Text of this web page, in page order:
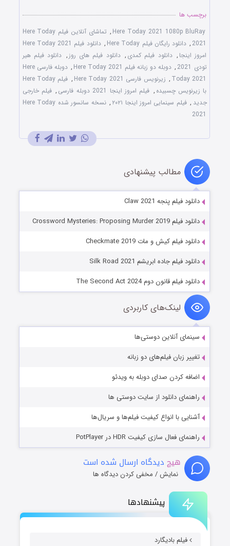
پیشنهادها
فیلم بادیگارد
برچسب ها
Here Today 2021 1080p BluRay
,
تماشای آنلاین فیلم Here Today
2021
, دانلود رایگان فیلم Here Today ,
دانلود فیلم Here Today 2021
امروز اینجا , دانلود فیلم کمدی , دانلود فیلم های روز , دانلود فیلم هیر
تودی 2021
, دوبله دو زبانه فیلم Here Today 2021 ,
دوبله فارسی Here
Today 2021
, زیرنویس فارسی Here Today 2021 ,
فیلم Here Today
با زیرنویس چسبیده , فیلم امروز اینجا 2021 دوبله فارسی , فیلم خارجی
جدید , فیلم سینمایی امروز اینجا ۲۰۲۱ ,
نسخه سانسور شده Here Today
2021
مطالب پیشنهادی
دانلود فیلم پنجه Claw 2021
دانلود فیلم Crossword Mysteries: Proposing Murder 2019
دانلود فیلم کیش و مات Checkmate 2019
دانلود فیلم جاده ابریشم Silk Road 2021
دانلود فیلم قانون دوم The Second Act 2024
لینک‌های کاربردی
سینمای آنلاین دوستی‌ها
تغییر زبان فیلم‌های دو زبانه
اضافه کردن صدای دوبله به ویدئو
راهنمای دانلود از سایت دوستی ها
آشنایی با انواع کیفیت فیلم‌ها و سریال‌ها
راهنمای فعال سازی کیفیت HDR در PotPlayer
هیچ دیدگاه ارسال شده است
نمایش / مخفی کردن دیدگاه ها